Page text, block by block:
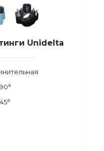
Unidelta